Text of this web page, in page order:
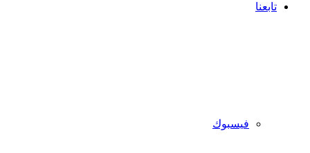
تابعنا
فيسبوك